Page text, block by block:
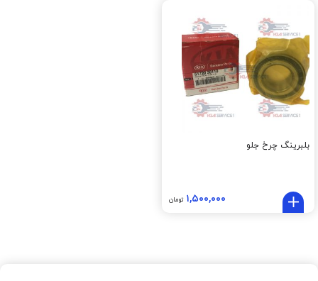
بلبرينگ چرخ جلو
۱,۵۰۰,۰۰۰ تومان